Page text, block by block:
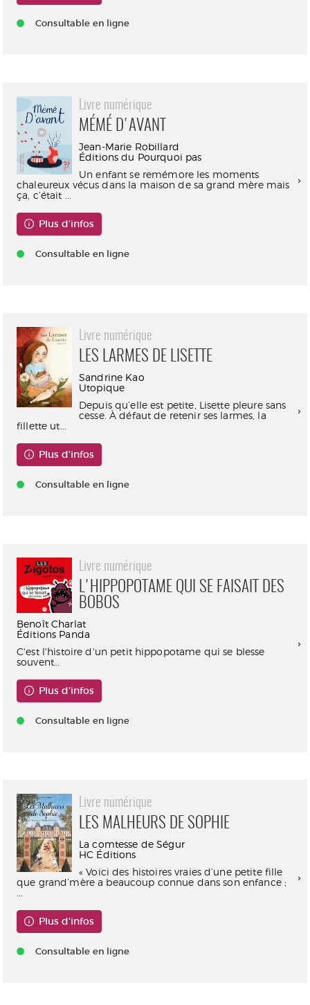
Consultable en ligne
Livre numérique
MÉMÉ D'AVANT
Jean-Marie Robillard
Éditions du Pourquoi pas
Un enfant se remémore les moments
chaleureux vécus dans la maison de sa grand mère mais
ça, c’était ...
Plus d'infos
Consultable en ligne
Livre numérique
LES LARMES DE LISETTE
Sandrine Kao
Utopique
Depuis qu’elle est petite, Lisette pleure sans
cesse. À défaut de retenir ses larmes, la
fillette ut...
Plus d'infos
Consultable en ligne
Livre numérique
L'HIPPOPOTAME QUI SE FAISAIT DES
BOBOS
Benoît Charlat
Éditions Panda
C'est l'histoire d'un petit hippopotame qui se blesse
souvent…
Plus d'infos
Consultable en ligne
Livre numérique
LES MALHEURS DE SOPHIE
La comtesse de Ségur
HC Éditions
« Voici des histoires vraies d’une petite fille
que grand’mère a beaucoup connue dans son enfance ;
Plus d'infos
Consultable en ligne